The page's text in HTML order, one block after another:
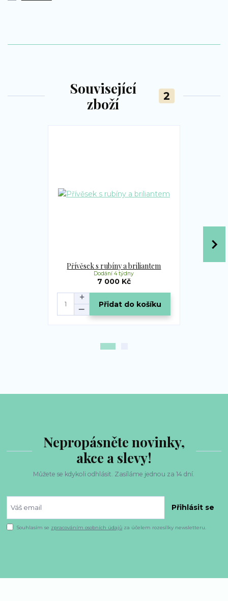
Související
zboží
2
Přívěsek s rubíny a briliantem
7 000 Kč
Dodání 4 týdny
Přidat do košíku
Nepropásněte novinky,
akce a slevy!
Můžete se kdykoli odhlásit. Zasíláme jednou za 14 dní.
Přihlásit se
Souhlasím se zpracováním osobních údajů za účelem rozesílky newsletteru.